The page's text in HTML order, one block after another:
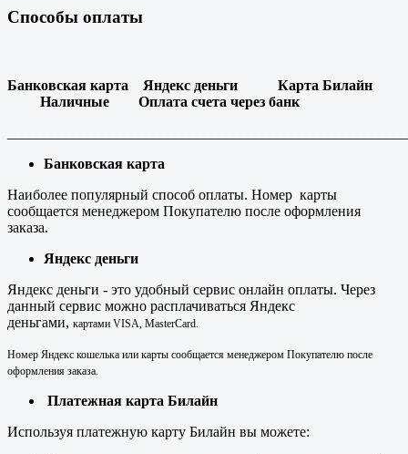
Способы оплаты
Банковская карта Яндекс деньги
Карта Билайн
Наличные
Оплата счета через банк
Банковская карта
Наиболее популярный способ оплаты. Номер карты
сообщается менеджером Покупателю после оформления
заказа.
Яндекс деньги
Яндекс деньги - это удобный сервис онлайн оплаты. Через
данный сервис можно расплачиваться Яндекс
деньгами, картами VISA, MasterCard.
Номер Яндекс кошелька или карты сообщается менеджером Покупателю после
оформления заказа.
Платежная карта Билайн
Используя платежную карту Билайн вы можете: